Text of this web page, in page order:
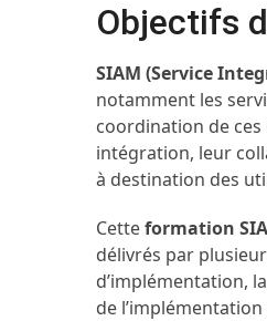
Objectifs
SIAM (Service
notamment les
coordination de
intégration, leur
à destination des
Cetteformation
délivrés par
d’implémentation,
de